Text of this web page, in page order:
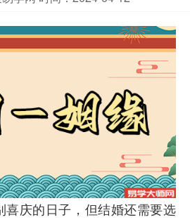
喜庆的日子，但结婚还需要选